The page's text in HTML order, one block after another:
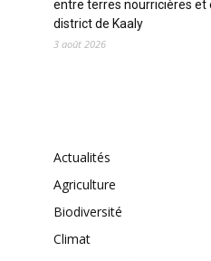
entre terres nourricières et
district de Kaaly
3 août 2026
Actualités
Agriculture
Biodiversité
Climat